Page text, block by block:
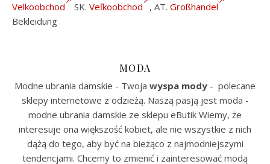
Velkoobchod
SK. Veľkoobchod , AT. Großhandel
Bekleidung
MODA
Modne ubrania damskie - Twoja wyspa mody - polecane
sklepy internetowe z odzieżą. Naszą pasją jest moda -
modne ubrania damskie ze sklepu eButik Wiemy, że
interesuje ona większość kobiet, ale nie wszystkie z nich
dążą do tego, aby być na bieżąco z najmodniejszymi
tendencjami. Chcemy to zmienić i zainteresować modą